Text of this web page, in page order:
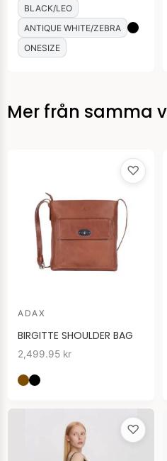
BLACK/LEO
ANTIQUE WHITE/ZEBRA
ONESIZE
Mer från samma
♡
ADAX
BIRGITTE SHOULDER BAG
2,499.95 kr
♡